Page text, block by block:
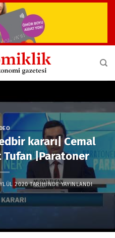
kararı| Cemal
|Paratoner
2020TARIHINDE YAYINLANDI